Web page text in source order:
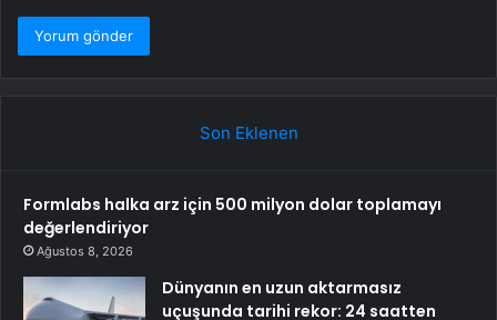
Son Eklenen
Formlabs halka arz için 500 milyon dolar toplamayı
değerlendiriyor
Ağustos 8, 2026
Dünyanın en uzun aktarmasız
uçuşunda tarihi rekor: 24 saatten